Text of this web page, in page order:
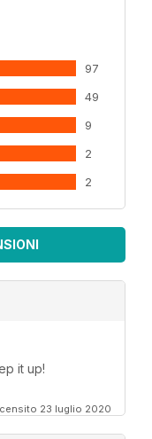
97
49
9
2
2
it up!
23 luglio 2020